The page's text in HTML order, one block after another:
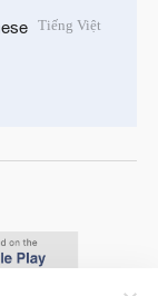
Tiếng Việt